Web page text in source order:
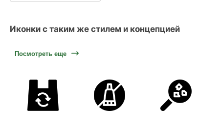
Иконки с таким же стилем и концепцией
Посмотреть еще